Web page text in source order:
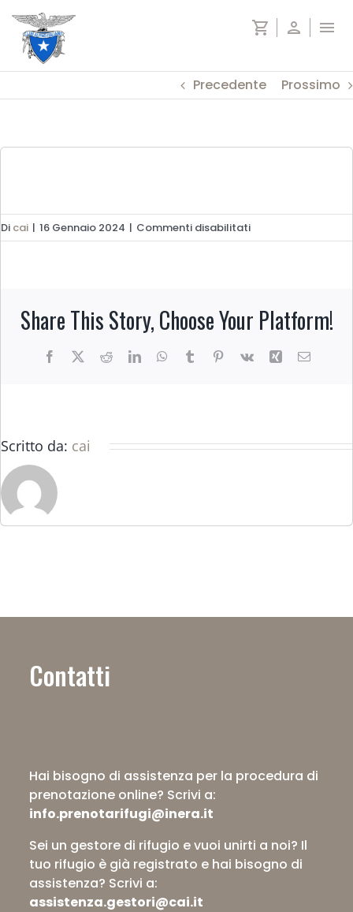
contenuto
shopping_cart person menu
Precedente Prossimo
Di cai | 16 Gennaio 2024 | Commenti disabilitatisu
Grande
Share This Story, Choose Your Platform!
Facebook
X RedditLinkedInWhatsApp
TumblrPinterest
Vk Xing Email
Scritto da: cai
Contatti
Hai bisogno di assistenza per la procedura di
prenotazione online? Scrivi a:
info.prenotarifugi@inera.it
Sei un gestore di rifugio e vuoi unirti a noi? Il
tuo rifugio è già registrato e hai bisogno di
assistenza? Scrivi a:
assistenza.gestori@cai.it